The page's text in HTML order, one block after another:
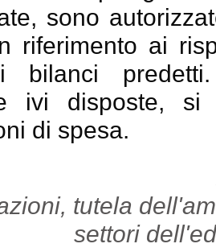
sono
riferimento ai
bilanci
ivi disposte, si
di spesa.
tutela
settori